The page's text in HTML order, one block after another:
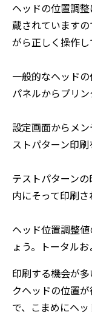
ヘッドの位置調
蔵されています
がら正しく操作し
一般的なヘッド
パネルからプリン
設定画面からメ
ストパターン印刷
テストパターン
内にそって印刷さ
ヘッド位置調整
ょう。トータルお
印刷する機会が
クヘッドの位置
で、こまめにヘ